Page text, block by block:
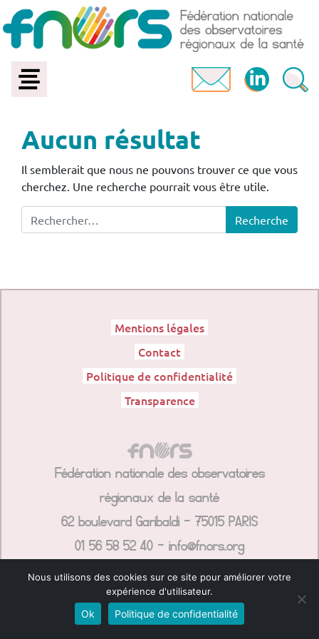
Aucun résultat
Il semblerait que nous ne pouvons trouver ce que vous
cherchez. Une recherche pourrait vous être utile.
Recherche pour :
Mentions légales
Contact
Politique de confidentialité
Transparence
Fédération nationale des observatoires
régionaux de la santé
62 boulevard Garibaldi – 75015 PARIS
01 56 58 52 40 – info@fnors.org
Nous utilisons des cookies sur ce site pour améliorer votre
expérience d'utilisateur.
Ok Politique de confidentialité